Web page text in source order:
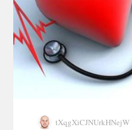
tXqgXiCJNUrkHNejW